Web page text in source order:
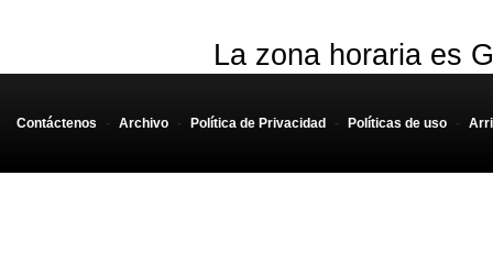
La zona horaria es
Contáctenos - Archivo - Política de Privacidad - Políticas de uso -